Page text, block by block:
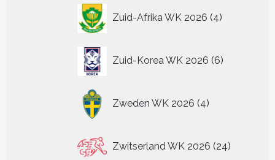
Zuid-Afrika WK 2026 4
producten
Zuid-Korea WK 2026 6
producten
Zweden WK 2026 4
producten
Zwitserland WK 2026 24
producten